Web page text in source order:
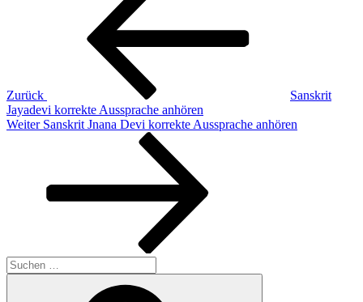
Zurück
Sanskrit
Jayadevi korrekte Aussprache anhören
Nächster
Weiter Sanskrit Jnana Devi korrekte Aussprache anhören
Suchen
nach: